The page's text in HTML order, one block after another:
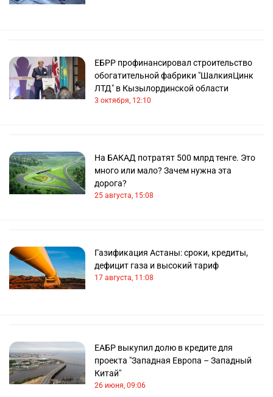
ЕБРР профинансировал строительство
обогатительной фабрики "ШалкияЦинк
ЛТД" в Кызылординской области
3 октября, 12:10
На БАКАД потратят 500 млрд тенге. Это
много или мало? Зачем нужна эта
дорога?
25 августа, 15:08
Газификация Астаны: сроки, кредиты,
дефицит газа и высокий тариф
17 августа, 11:08
ЕАБР выкупил долю в кредите для
проекта "Западная Европа – Западный
Китай"
26 июня, 09:06